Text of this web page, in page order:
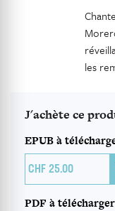
les
J'achète ce
EPUB à
25.00
PDF à télécharger